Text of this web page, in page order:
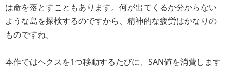
は命を落とすこともあります。何が出てくるか分からない
ような島を探検するのですから、精神的な疲労はかなりの
ものですね。
本作ではヘクスを1つ移動するたびに、SAN値を消費します